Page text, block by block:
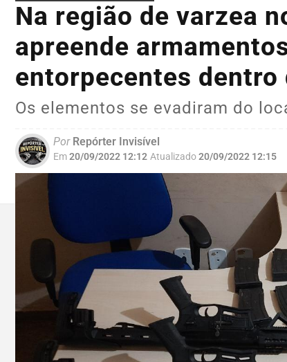
Na região de varzea
apreende
entorpecentes dentro
Os elementos se evadiram do
PorRepórter Invisível
Em20/09/2022 12:12 Atualizado20/09/2022 12:15